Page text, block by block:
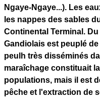
Ngaye-Ngaye...). Les
les nappes des sables
Continental Terminal.
Gandiolais est peuplé
peulh très disséminés
maraîchage constituait
populations, mais il est
pêche et l'extraction de